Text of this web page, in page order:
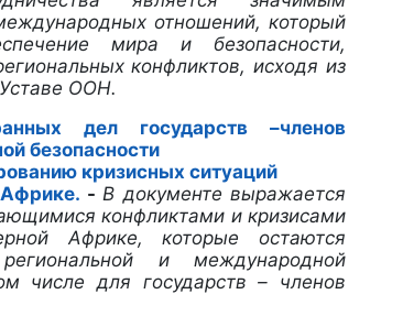
отношений, который
мира и безопасности,
конфликтов, исходя из
ООН.
дел государств –членов
безопасности
кризисных ситуаций
- В документе выражается
конфликтами и кризисами
Африке, которые остаются
и международной
числе для государств – членов